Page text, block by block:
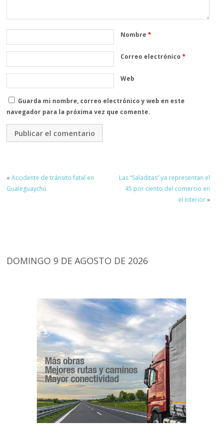
Nombre*
Correo electrónico*
Web
Guarda mi nombre, correo electrónico y web en este
navegador para la próxima vez que comente.
«Accidente de tránsito fatal en
Gualeguaychú
Las “Saladitas” ya representan el
45 por ciento del comercio en
el interior»
DOMINGO 9 DE AGOSTO DE 2026